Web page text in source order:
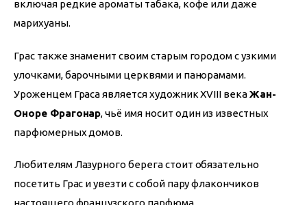
включая редкие ароматы табака, кофе или даже
марихуаны.
Грас также знаменит своим старым городом с узкими
улочками, барочными церквями и панорамами.
Уроженцем Граса является художник XVIII века Жан-
Оноре Фрагонар, чьё имя носит один из известных
парфюмерных домов.
Любителям Лазурного берега стоит обязательно
посетить Грас и увезти с собой пару флакончиков